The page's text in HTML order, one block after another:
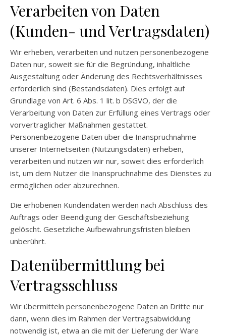
Verarbeiten von Daten
(Kunden- und Vertragsdaten)
Wir erheben, verarbeiten und nutzen personenbezogene
Daten nur, soweit sie für die Begründung, inhaltliche
Ausgestaltung oder Änderung des Rechtsverhältnisses
erforderlich sind (Bestandsdaten). Dies erfolgt auf
Grundlage von Art. 6 Abs. 1 lit. b DSGVO, der die
Verarbeitung von Daten zur Erfüllung eines Vertrags oder
vorvertraglicher Maßnahmen gestattet.
Personenbezogene Daten über die Inanspruchnahme
unserer Internetseiten (Nutzungsdaten) erheben,
verarbeiten und nutzen wir nur, soweit dies erforderlich
ist, um dem Nutzer die Inanspruchnahme des Dienstes zu
ermöglichen oder abzurechnen.
Die erhobenen Kundendaten werden nach Abschluss des
Auftrags oder Beendigung der Geschäftsbeziehung
gelöscht. Gesetzliche Aufbewahrungsfristen bleiben
unberührt.
Datenübermittlung bei
Vertragsschluss
Wir übermitteln personenbezogene Daten an Dritte nur
dann, wenn dies im Rahmen der Vertragsabwicklung
notwendig ist, etwa an die mit der Lieferung der Ware